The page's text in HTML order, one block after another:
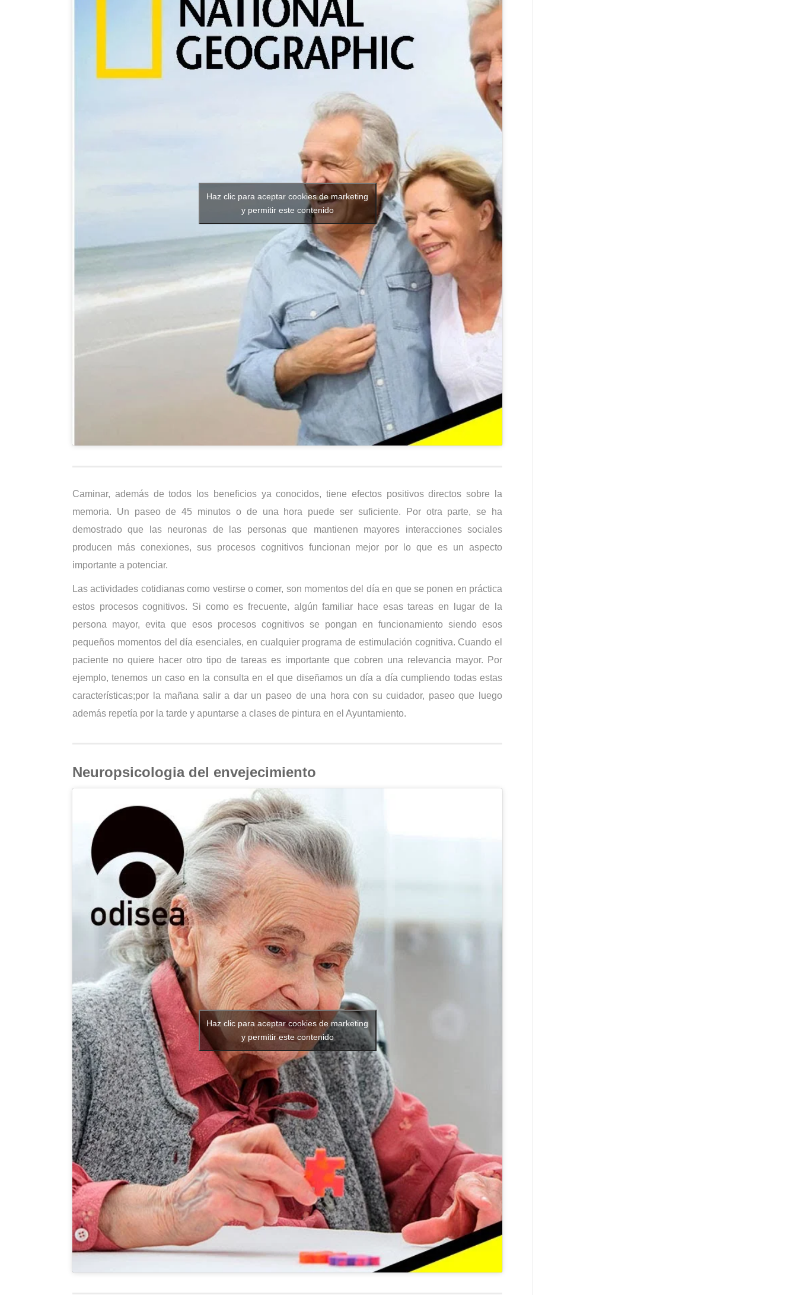
Haz clic para aceptar cookies de marketing
y permitir este contenido
Caminar, además de todos los beneficios ya conocidos, tiene efectos positivos directos sobre la
memoria. Un paseo de 45 minutos o de una hora puede ser suficiente. Por otra parte, se ha
demostrado que las neuronas de las personas que mantienen mayores interacciones sociales
producen más conexiones, sus procesos cognitivos funcionan mejor por lo que es un aspecto
importante a potenciar.
Las actividades cotidianas como vestirse o comer, son momentos del día en que se ponen en práctica
estos procesos cognitivos. Si como es frecuente, algún familiar hace esas tareas en lugar de la
persona mayor, evita que esos procesos cognitivos se pongan en funcionamiento siendo esos
pequeños momentos del día esenciales, en cualquier programa de estimulación cognitiva. Cuando el
paciente no quiere hacer otro tipo de tareas es importante que cobren una relevancia mayor. Por
ejemplo, tenemos un caso en la consulta en el que diseñamos un día a día cumpliendo todas estas
características;por la mañana salir a dar un paseo de una hora con su cuidador, paseo que luego
además repetía por la tarde y apuntarse a clases de pintura en el Ayuntamiento.
Neuropsicologia del envejecimiento
Haz clic para aceptar cookies de marketing
y permitir este contenido